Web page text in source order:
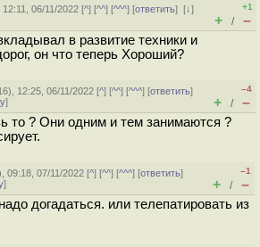
12:11, 06/11/2022 [^] [^^] [^^^] [ответить][↓]
+1
+ / –
в развитие техники и
он что теперь Хороший?
), 12:25, 06/11/2022 [^] [^^] [^^^] [ответить]
]
–4
+ / –
то ? Они одним и тем занимаются ?
09:18, 07/11/2022 [^] [^^] [^^^] [ответить]
]
–1
+ / –
догадаться. или телепатировать из